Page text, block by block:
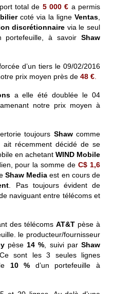
total de 5 000 € a permis
coté via la ligne Ventas,
discrétionnaire via le seul
portefeuille, à savoir Shaw
d’un tiers le 09/02/2016
prix moyen près de 48 €.
a elle été doublée le 04
notre prix moyen à
toujours Shawcomme
ait récemment décidé de se
en achetant WIND Mobile
pour la somme deC$ 1,6
Shaw Media est en cours de
. Pas toujours évident de
naviguant entre télécoms et
des télécoms AT&T pèse à
le producteur/fournisseur
pèse 14 %, suivi par Shaw
sont les 3 seules lignes
10 % d’un portefeuille à